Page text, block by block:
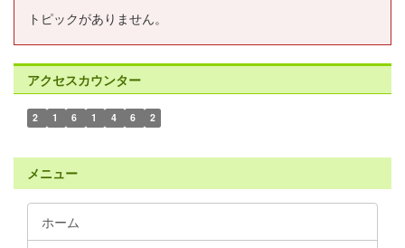
トピックがありません。
アクセスカウンター
2 1 6 1 4 6 2
メニュー
ホーム